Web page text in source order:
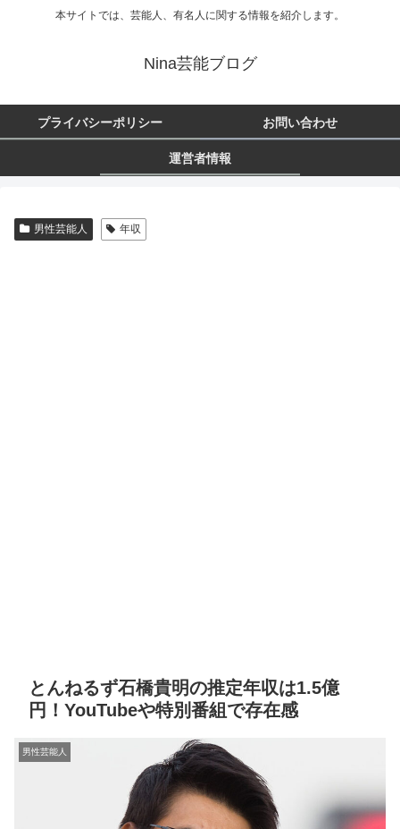
本サイトでは、芸能人、有名人に関する情報を紹介します。
Nina芸能ブログ
プライバシーポリシー お問い合わせ
運営者情報
男性芸能人 年収
とんねるず石橋貴明の推定年収は1.5億
円！YouTubeや特別番組で存在感
男性芸能人